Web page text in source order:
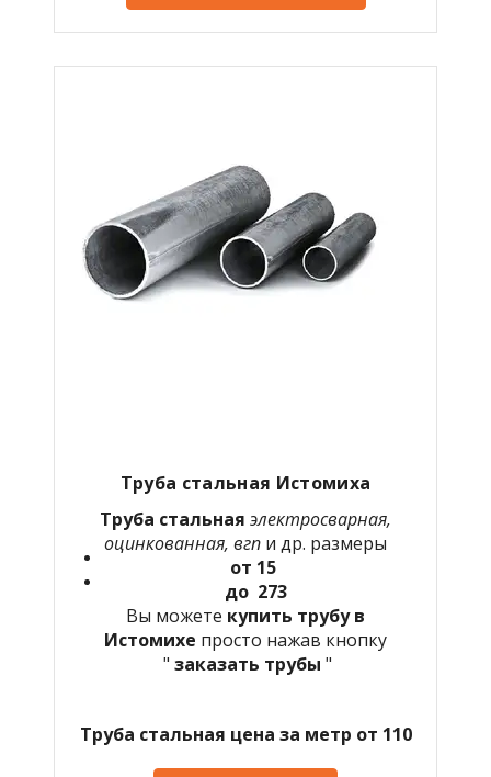
Труба стальная Истомиха
Труба стальная электросварная,
оцинкованная, вгп и др. размеры
от 15
до 273
Вы можете купить трубу в
Истомихе просто нажав кнопку
" заказать трубы "
Труба стальная цена за метр от 110